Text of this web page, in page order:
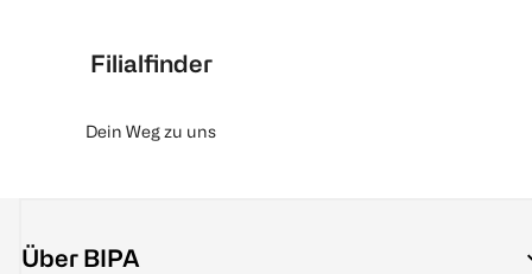
Filialfinder
Dein Weg zu uns
Über BIPA